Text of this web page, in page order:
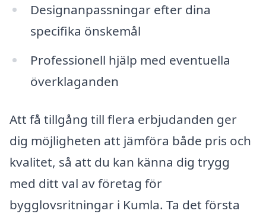
Designanpassningar efter dina
specifika önskemål
Professionell hjälp med eventuella
överklaganden
Att få tillgång till flera erbjudanden ger
dig möjligheten att jämföra både pris och
kvalitet, så att du kan känna dig trygg
med ditt val av företag för
bygglovsritningar i Kumla. Ta det första